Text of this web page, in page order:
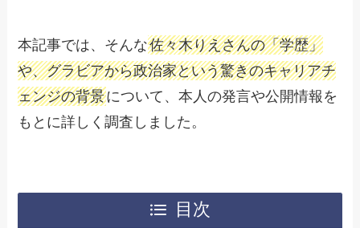
本記事では、そんな佐々木りえさんの「学歴」
や、グラビアから政治家という驚きのキャリアチ
ェンジの背景について、本人の発言や公開情報を
もとに詳しく調査しました。
目次